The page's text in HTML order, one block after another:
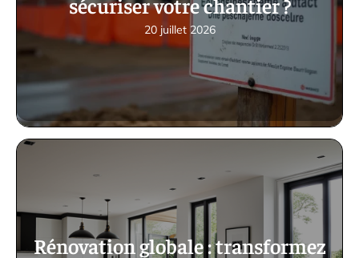
20 juillet 2026
Rénovation globale : transformez